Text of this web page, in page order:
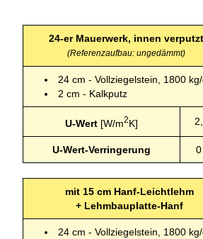
24-er Mauerwerk, innen verputzt
(Referenzaufbau: ungedämmt)
24 cm - Vollziegelstein, 1800
2 cm - Kalkputz
U-Wert [W/m2K]
U-Wert-Verringerung
mit 15 cm Hanf-Leichtlehm
+ Lehmbauplatte-Hanf
24 cm - Vollziegelstein, 1800